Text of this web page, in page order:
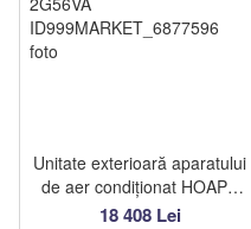
Unitate exterioară aparatului
de aer condiționat HOAPP
FREE FIVE HXZ-2G56VA
18 408 Lei